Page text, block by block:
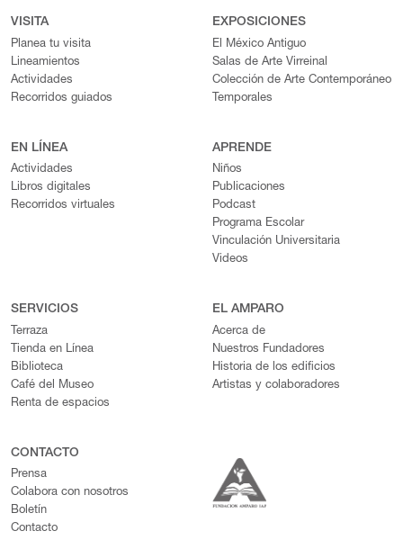
VISITA
Planea tu visita
Lineamientos
Actividades
Recorridos guiados
EXPOSICIONES
El México Antiguo
Salas de Arte Virreinal
Colección de Arte Contemporáneo
Temporales
EN LÍNEA
Actividades
Libros digitales
Recorridos virtuales
APRENDE
Niños
Publicaciones
Podcast
Programa Escolar
Vinculación Universitaria
Videos
SERVICIOS
Terraza
Tienda en Línea
Biblioteca
Café del Museo
Renta de espacios
EL AMPARO
Acerca de
Nuestros Fundadores
Historia de los edificios
Artistas y colaboradores
CONTACTO
Prensa
Colabora con nosotros
Boletín
Contacto